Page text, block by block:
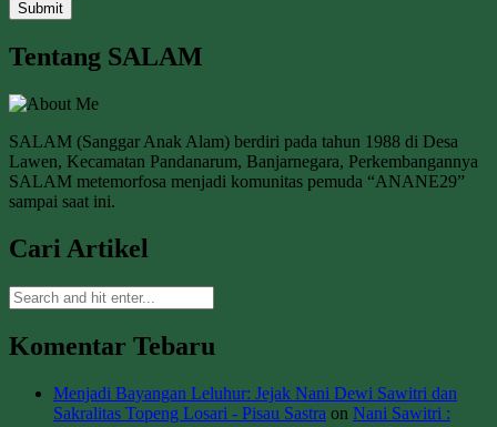
Tentang SALAM
SALAM (Sanggar Anak Alam) berdiri pada tahun 1988 di Desa
Lawen, Kecamatan Pandanarum, Banjarnegara, Perkembangannya
SALAM metemorfosa menjadi komunitas pemuda “ANANE29”
sampai saat ini.
Cari Artikel
Komentar Tebaru
Menjadi Bayangan Leluhur: Jejak Nani Dewi Sawitri dan
Sakralitas Topeng Losari - Pisau Sastra on Nani Sawitri :